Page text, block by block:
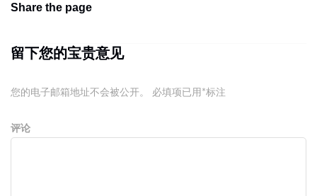
Share the page
留下您的宝贵意见
您的电子邮箱地址不会被公开。 必填项已用 *标注
评论